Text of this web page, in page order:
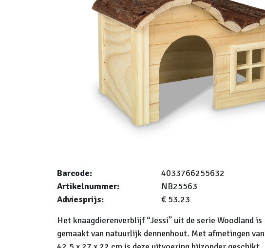
Barcode:
4033766255632
Artikelnummer:
NB25563
Adviesprijs:
€ 53.23
Het knaagdierenverblijf “Jessi” uit de serie Woodland is
gemaakt van natuurlijk dennenhout. Met afmetingen van